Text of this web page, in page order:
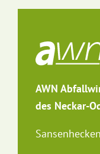
AWN
des Neckar-